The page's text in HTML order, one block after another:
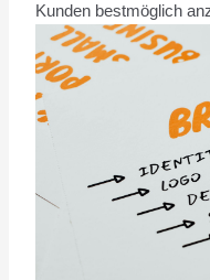
Kunden bestmöglich